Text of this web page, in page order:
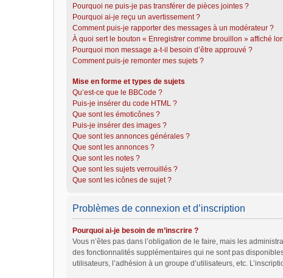
Pourquoi ne puis-je pas transférer de pièces jointes ?
Pourquoi ai-je reçu un avertissement ?
Comment puis-je rapporter des messages à un modérateur ?
À quoi sert le bouton « Enregistrer comme brouillon » affiché
Pourquoi mon message a-t-il besoin d’être approuvé ?
Comment puis-je remonter mes sujets ?
Mise en forme et types de sujets
Qu’est-ce que le BBCode ?
Puis-je insérer du code HTML ?
Que sont les émoticônes ?
Puis-je insérer des images ?
Que sont les annonces générales ?
Que sont les annonces ?
Que sont les notes ?
Que sont les sujets verrouillés ?
Que sont les icônes de sujet ?
Problèmes de connexion et d’inscription
Pourquoi ai-je besoin de m’inscrire ?
Vous n’êtes pas dans l’obligation de le faire, mais les
des fonctionnalités supplémentaires qui ne sont pas
utilisateurs, l’adhésion à un groupe d’utilisateurs, etc.